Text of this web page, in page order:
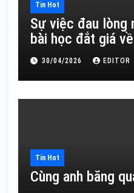
Tin Hot
Sự việc đau lòng
bài học đắt giá
30/04/2026 EDITOR
Tin Hot
Cùng anh băng